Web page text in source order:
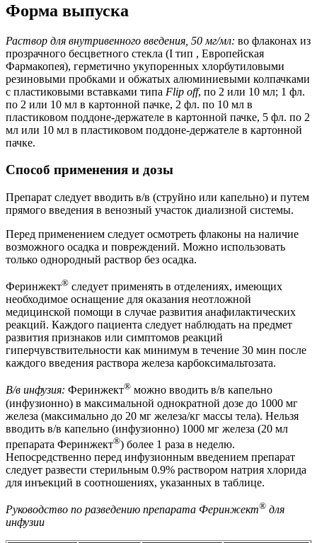
Форма выпуска
Раствор для внутривенного введения, 50 мг/мл: во флаконах из
прозрачного бесцветного стекла (I тип , Европейская
Фармакопея), герметично укупоренных хлорбутиловыми
резиновыми пробками и обжатых алюминиевыми колпачками
с пластиковыми вставками типа Flip off, по 2 или 10 мл; 1 фл.
по 2 или 10 мл в картонной пачке, 2 фл. по 10 мл в
пластиковом поддоне-держателе в картонной пачке, 5 фл. по 2
мл или 10 мл в пластиковом поддоне-держателе в картонной
пачке.
Способ применения и дозы
Препарат следует вводить в/в (струйно или капельно) и путем
прямого введения в венозный участок диализной системы.
Перед применением следует осмотреть флаконы на наличие
возможного осадка и повреждений. Можно использовать
только однородный раствор без осадка.
Феринжект® следует применять в отделениях, имеющих
необходимое оснащение для оказания неотложной
медицинской помощи в случае развития анафилактических
реакций. Каждого пациента следует наблюдать на предмет
развития признаков или симптомов реакций
гиперчувствительности как минимум в течение 30 мин после
каждого введения раствора железа карбоксимальтозата.
В/в инфузия: Феринжект® можно вводить в/в капельно
(инфузионно) в максимальной однократной дозе до 1000 мг
железа (максимально до 20 мг железа/кг массы тела). Нельзя
вводить в/в капельно (инфузионно) 1000 мг железа (20 мл
препарата Феринжект®) более 1 раза в неделю.
Непосредственно перед инфузионным введением препарат
следует развести стерильным 0.9% раствором натрия хлорида
для инъекций в соотношениях, указанных в таблице.
Руководство по разведению препарата Феринжект® для
инфузии